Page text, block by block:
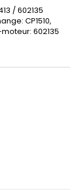
/ 602135
CP1510,
602135